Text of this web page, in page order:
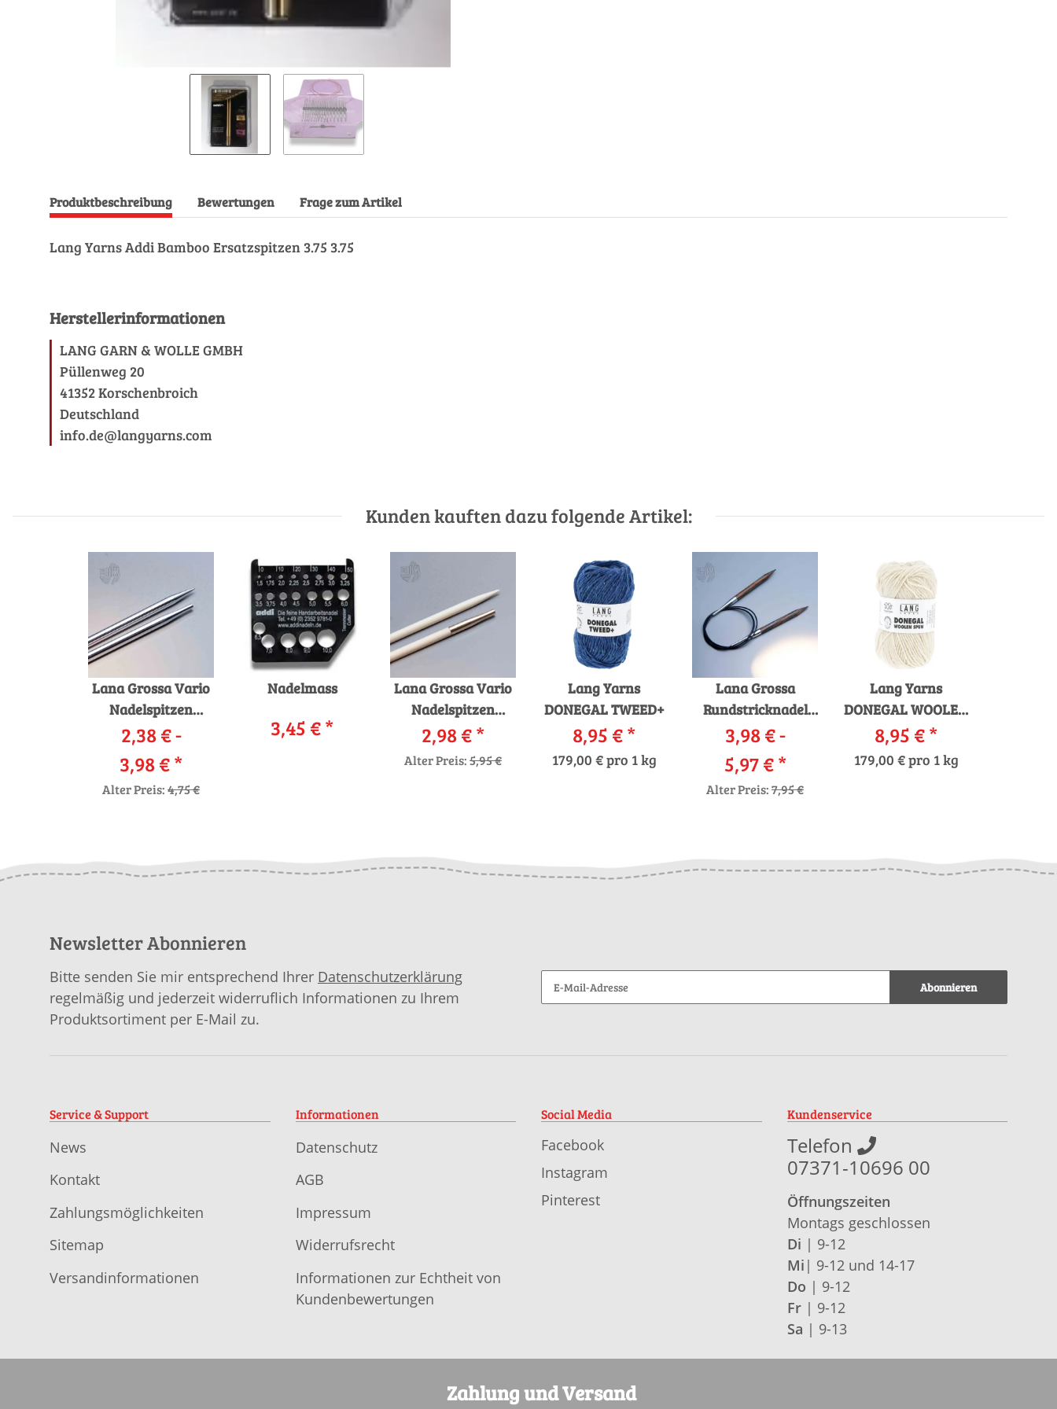
Produktbeschreibung Bewertungen Frage zum Artikel
Lang Yarns Addi Bamboo Ersatzspitzen 3.75 3.75
Herstellerinformationen
LANG GARN & WOLLE GMBH
Püllenweg 20
41352 Korschenbroich
Deutschland
info.de@langyarns.com
Kunden kauften dazu folgende Artikel:
Lana Grossa Vario
Nadelspitzen
Messing
2,38 € -
3,98 €*
Alter Preis:4,75 €
Nadelmass
3,45 €*
Lana Grossa Vario
Nadelspitzen
Bambus
2,98 €*
Alter Preis:5,95 €
Lang Yarns
DONEGAL TWEED+
8,95 €*
179,00 € pro 1 kg
Lana Grossa
Rundstricknadel
Design-Holz
3,98 € -
5,97 €*
Alter Preis:7,95 €
Lang Yarns
DONEGAL WOOLEN
SPUN
8,95 €*
179,00 € pro 1 kg
Newsletter Abonnieren
Bitte senden Sie mir entsprechend Ihrer Datenschutzerklärung
regelmäßig und jederzeit widerruflich Informationen zu Ihrem
Produktsortiment per E-Mail zu.
Abonnieren
Service & Support
News
Kontakt
Zahlungsmöglichkeiten
Sitemap
Versandinformationen
Informationen
Datenschutz
AGB
Impressum
Widerrufsrecht
Informationen zur Echtheit von
Kundenbewertungen
Social Media
Facebook
Instagram
Pinterest
Kundenservice
Telefon
07371-10696 00
Öffnungszeiten
Montags geschlossen
Di | 9-12
Mi | 9-12 und 14-17
Do | 9-12
Fr| 9-12
Sa | 9-13
Zahlung und Versand